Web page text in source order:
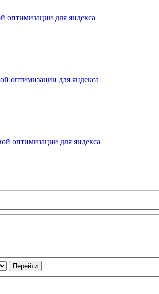
оптимизации для яндекса
оптимизации для яндекса
оптимизации для яндекса